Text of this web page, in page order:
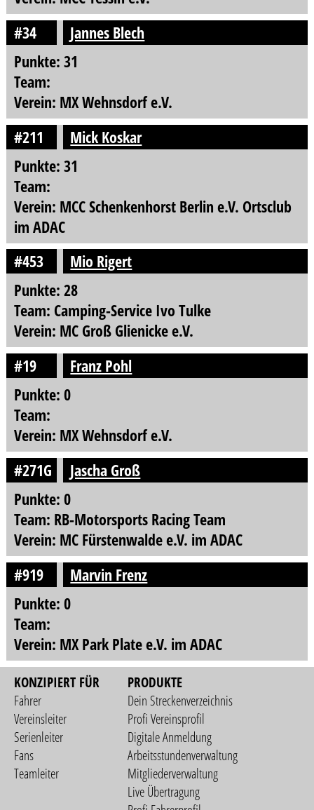
#34
Jannes Blech
Punkte: 31
Team:
Verein: MX Wehnsdorf e.V.
#211
Mick Koskar
Punkte: 31
Team:
Verein: MCC Schenkenhorst Berlin e.V. Ortsclub
im ADAC
#453
Mio Rigert
Punkte: 28
Team: Camping-Service Ivo Tulke
Verein: MC Groß Glienicke e.V.
#19
Franz Pohl
Punkte: 0
Team:
Verein: MX Wehnsdorf e.V.
#271G
Jascha Groß
Punkte: 0
Team: RB-Motorsports Racing Team
Verein: MC Fürstenwalde e.V. im ADAC
#919
Marvin Frenz
Punkte: 0
Team:
Verein: MX Park Plate e.V. im ADAC
KONZIPIERT FÜR
Fahrer
Vereinsleiter
Serienleiter
Fans
Teamleiter
PRODUKTE
Dein Streckenverzeichnis
Profi Vereinsprofil
Digitale Anmeldung
Arbeitsstundenverwaltung
Mitgliederverwaltung
Live Übertragung